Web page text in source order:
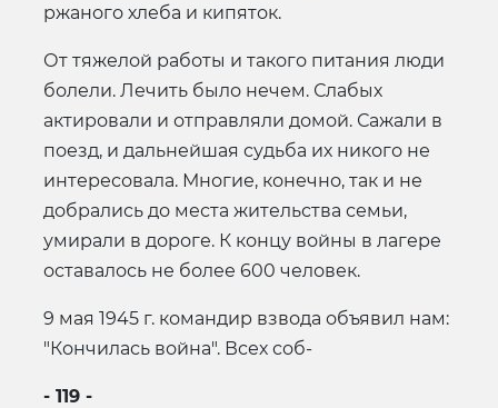
ржаного хлеба и кипяток.
От тяжелой работы и такого питания люди
болели. Лечить было нечем. Слабых
актировали и отправляли домой. Сажали в
поезд, и дальнейшая судьба их никого не
интересовала. Многие, конечно, так и не
добрались до места жительства семьи,
умирали в дороге. К концу войны в лагере
оставалось не более 600 человек.
9 мая 1945 г. командир взвода объявил нам:
"Кончилась война". Всех соб-
- 119 -